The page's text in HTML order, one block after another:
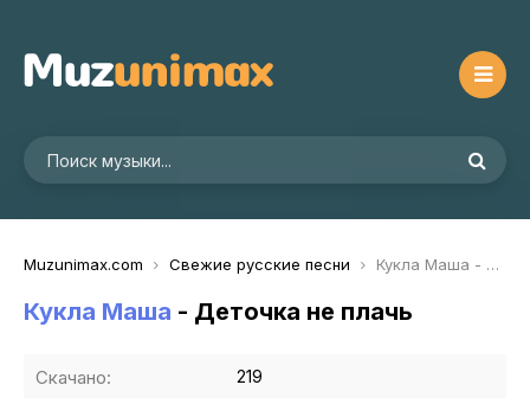
Muzunimax.com Свежие русские песни Кукла Маша - Деточка не плачь
Кукла Маша - Деточка не плачь
Скачано: 219